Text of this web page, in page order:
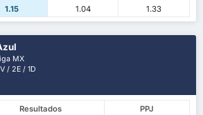
1.15 1.04 1.33
MX
/ 2E / 1D
Resultados
PPJ